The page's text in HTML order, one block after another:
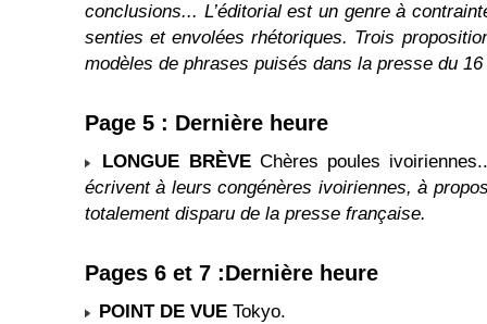
conclusions... L’éditorial est un genre à
senties et envolées rhétoriques. Trois
modèles de phrases puisés dans la presse du
Page 5 : Dernière heure
LONGUE BRÈVEChères poules
écrivent à leurs congénères ivoiriennes, à
totalement disparu de la presse française.
Pages 6 et 7 :Dernière heure
POINT DE VUE Tokyo.